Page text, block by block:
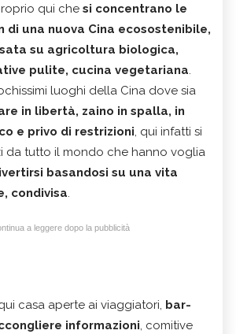
qui che si concentrano le
di una nuova Cina ecosostenibile,
su agricoltura biologica,
pulite, cucina vegetariana.
luoghi della Cina dove sia
in libertà, zaino in spalla, in
e privo di restrizioni, qui infatti si
da tutto il mondo che hanno voglia
basandosi su una vita
condivisa.
a leggere dopo la pubblicità
casa aperte ai viaggiatori, bar-
informazioni, comitive